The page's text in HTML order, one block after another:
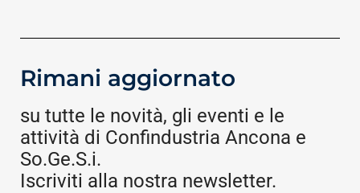
Rimani aggiornato
su tutte le novità, gli eventi e le
attività di Confindustria Ancona e
So.Ge.S.i.
Iscriviti alla nostra newsletter.